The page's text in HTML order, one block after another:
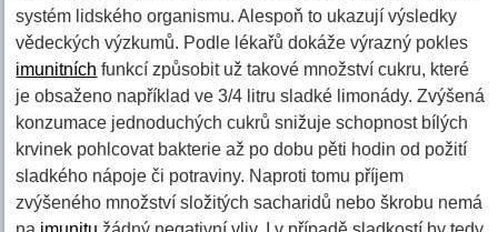
systém lidského organismu. Alespoň to ukazují výsledky
vědeckých výzkumů. Podle lékařů dokáže výrazný pokles
imunitních funkcí způsobit už takové množství cukru, které
je obsaženo například ve 3/4 litru sladké limonády. Zvýšená
konzumace jednoduchých cukrů snižuje schopnost bílých
krvinek pohlcovat bakterie až po dobu pěti hodin od požití
sladkého nápoje či potraviny. Naproti tomu příjem
zvýšeného množství složitých sacharidů nebo škrobu nemá